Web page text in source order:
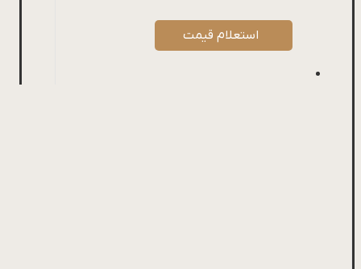
استعلام قیمت